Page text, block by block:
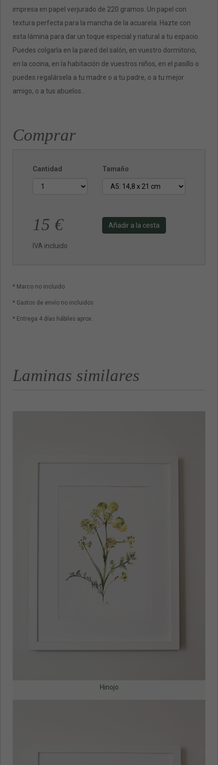
impresa en papel verjurado de 220 gramos. Un papel con
textura perfecta para la mancha de la acuarela. Hazte con
esta lámina para dar un toque especial y natural a tu espacio.
Puedes colgarla en la pared del salón, en vuestro dormitorio,
en la cocina, en la habitación de vuestros niños, en el pasillo o
puedes regalársela a tu madre o a tu padre, o a tu mejor
amigo, o a tus abuelos…
Comprar
Cantidad Tamaño
15 €
IVA incluido
Añadir a la cesta
* Marco no incluido
* Gastos de envío no incluidos
* Entrega 4 días hábiles aprox.
Laminas similares
Hinojo